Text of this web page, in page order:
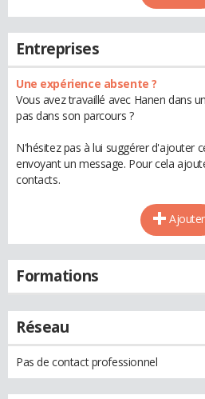
Entreprises
Une expérience absente ?
Vous avez travaillé avec Hanen dans
pas dans son parcours ?
N'hésitez pas à lui suggérer d'ajouter
envoyant un message. Pour cela
contacts.
Ajouter
Formations
Réseau
Pas de contact professionnel